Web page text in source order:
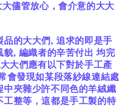
大儘管放心，會介意的大大
品的大大們,追求的即是手
貌, 編織者的辛苦付出 均完
大們應有以下對於手工產
會發現如某段落紗線連結處
中夾雜少許不同色的羊絨纖
工整等，這都是手工製的特